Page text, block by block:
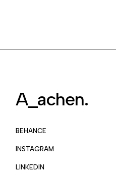
A_achen.
BEHANCE
INSTAGRAM
LINKEDIN